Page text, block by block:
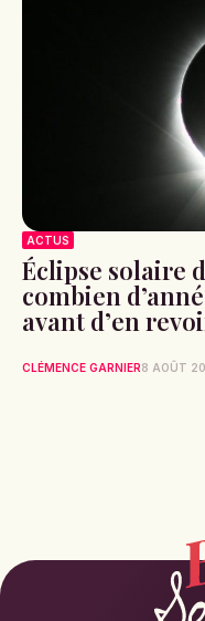
ACTUS
Éclipse solaire
combien
avant d’en
CLÉMENCE GARNIER8 AOÛT